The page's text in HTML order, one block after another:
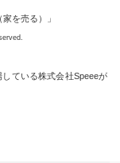
を売る）」
ている株式会社Speeeが